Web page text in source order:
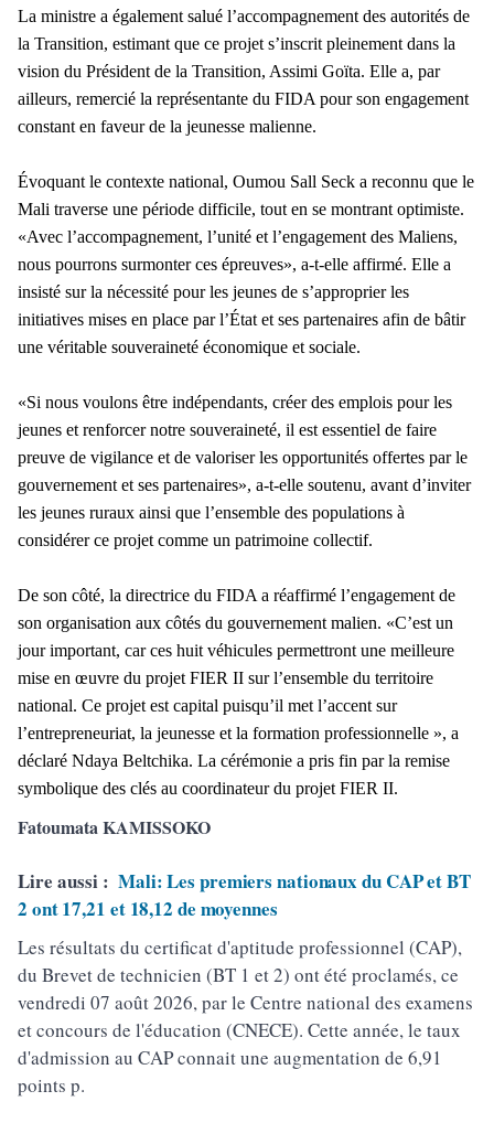
La ministre a également salué l’accompagnement des autorités de
la Transition, estimant que ce projet s’inscrit pleinement dans la
vision du Président de la Transition, Assimi Goïta. Elle a, par
ailleurs, remercié la représentante du FIDA pour son engagement
constant en faveur de la jeunesse malienne.
Évoquant le contexte national, Oumou Sall Seck a reconnu que le
Mali traverse une période difficile, tout en se montrant optimiste.
«Avec l’accompagnement, l’unité et l’engagement des Maliens,
nous pourrons surmonter ces épreuves», a-t-elle affirmé. Elle a
insisté sur la nécessité pour les jeunes de s’approprier les
initiatives mises en place par l’État et ses partenaires afin de bâtir
une véritable souveraineté économique et sociale.
«Si nous voulons être indépendants, créer des emplois pour les
jeunes et renforcer notre souveraineté, il est essentiel de faire
preuve de vigilance et de valoriser les opportunités offertes par le
gouvernement et ses partenaires», a-t-elle soutenu, avant d’inviter
les jeunes ruraux ainsi que l’ensemble des populations à
considérer ce projet comme un patrimoine collectif.
De son côté, la directrice du FIDA a réaffirmé l’engagement de
son organisation aux côtés du gouvernement malien. «C’est un
jour important, car ces huit véhicules permettront une meilleure
mise en œuvre du projet FIER II sur l’ensemble du territoire
national. Ce projet est capital puisqu’il met l’accent sur
l’entrepreneuriat, la jeunesse et la formation professionnelle », a
déclaré Ndaya Beltchika. La cérémonie a pris fin par la remise
symbolique des clés au coordinateur du projet FIER II.
Fatoumata KAMISSOKO
Lire aussi : Mali: Les premiers nationaux du CAP et BT
2 ont 17,21 et 18,12 de moyennes
Les résultats du certificat d'aptitude professionnel (CAP),
du Brevet de technicien (BT 1 et 2) ont été proclamés, ce
vendredi 07 août 2026, par le Centre national des examens
et concours de l'éducation (CNECE). Cette année, le taux
d'admission au CAP connait une augmentation de 6,91
points p.